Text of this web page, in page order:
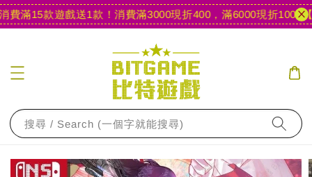
滿15款遊戲送1款！消費滿3000現折400，滿6000現折1000【
搜尋 / Search (一個字就能搜尋)